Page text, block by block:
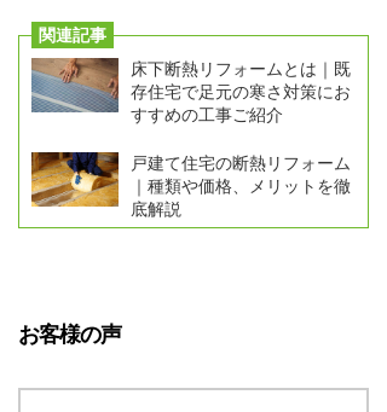
関連記事
床下断熱リフォームとは｜既
存住宅で足元の寒さ対策にお
すすめの工事ご紹介
戸建て住宅の断熱リフォーム
｜種類や価格、メリットを徹
底解説
お客様の声